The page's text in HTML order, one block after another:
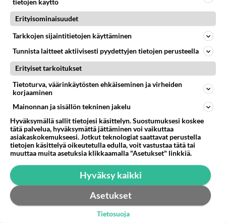
Mutta maistuihan se,tuumi sotajermu kun tarjosi
ampumaansa varispaistia sakemannille.
Äänestä Kommentoi
Anonyymi00190
2026-06-12 16:02:30
Anonyymi00041
Samanlaisia rustoja ja suolenpätkiä sorkkineen
hirvenlihakin sisältää.
Ei hirvenliha sisällä mainitsemiasi rustoja, ja
suolenpätkiä sorkkineen. Tai jos niin on
kehitysvammainen hirvi.
Kolarihirvet ovat asia erikseen muttei niitä
normaalisti ihmiset syö sillä saattavat sisältää
auton osia, palasia, ihmisen jäänteitä, maata, ties
tietojen käyttö
Erityisominaisuudet
Tarkkojen sijaintitietojen käyttäminen
Tunnista laitteet aktiivisesti pyydettyjen tietojen perusteella
Erityiset tarkoitukset
Tietoturva, väärinkäytösten ehkäiseminen ja virheiden
korjaaminen
Mainonnan ja sisällön tekninen jakelu
Hyväksymällä sallit tietojesi käsittelyn. Suostumuksesi koskee
tätä palvelua, hyväksymättä jättäminen voi vaikuttaa
asiakaskokemukseesi. Jotkut teknologiat saattavat perustella
tietojen käsittelyä oikeutetulla edulla, voit vastustaa tätä tai
muuttaa muita asetuksia klikkaamalla "Asetukset" linkkiä.
Hyväksy kaikki
Asetukset
Tietosuoja